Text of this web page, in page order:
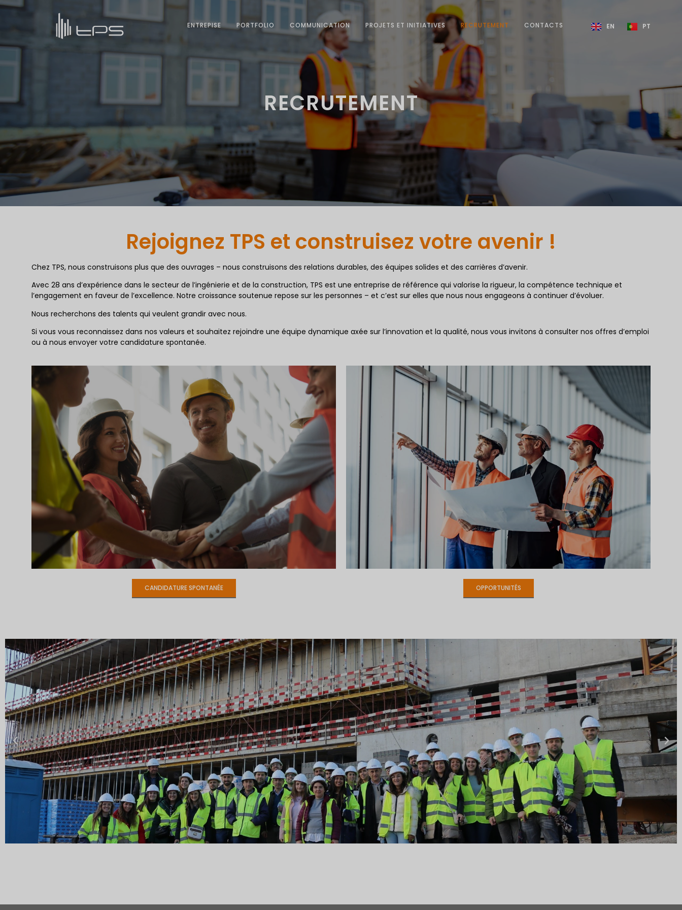
ENTREPISE PORTFOLIO COMMUNICATION PROJETS ET INITIATIVES RECRUTEMENT CONTACTS EN PT
RECRUTEMENT
Rejoignez TPS et construisez votre avenir !
Chez TPS, nous construisons plus que des ouvrages – nous construisons des relations durables, des équipes solides et des carrières d’avenir.
Avec 28 ans d’expérience dans le secteur de l’ingénierie et de la construction, TPS est une entreprise de référence qui valorise la rigueur, la compétence technique et
l’engagement en faveur de l’excellence. Notre croissance soutenue repose sur les personnes – et c’est sur elles que nous nous engageons à continuer d’évoluer.
Nous recherchons des talents qui veulent grandir avec nous.
Si vous vous reconnaissez dans nos valeurs et souhaitez rejoindre une équipe dynamique axée sur l’innovation et la qualité, nous vous invitons à consulter nos offres d’emploi
ou à nous envoyer votre candidature spontanée.
CANDIDATURE SPONTANÉE OPPORTUNITÉS